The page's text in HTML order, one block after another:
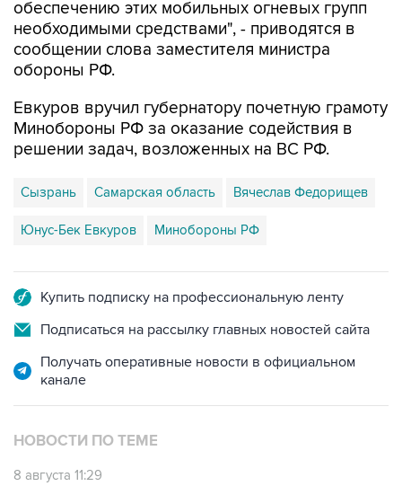
обеспечению этих мобильных огневых групп
необходимыми средствами", - приводятся в
сообщении слова заместителя министра
обороны РФ.
Евкуров вручил губернатору почетную грамоту
Минобороны РФ за оказание содействия в
решении задач, возложенных на ВС РФ.
Сызрань Самарская область Вячеслав Федорищев
Юнус-Бек Евкуров Минобороны РФ
Купить подписку на профессиональную ленту
Подписаться на рассылку главных новостей сайта
Получать оперативные новости в официальном
канале
НОВОСТИ ПО ТЕМЕ
8 августа 11:29